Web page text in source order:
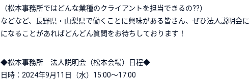
（松本事務所ではどんな業種のクライアントを担当できるの??）
などなど、長野県・山梨県で働くことに興味がある皆さん、ぜひ法人説明会
になることがあればどんどん質問をお待ちしております！
◆松本事務所 法人説明会（松本会場）日程◆
日時：2024年9月11日（水）15:00～17:00